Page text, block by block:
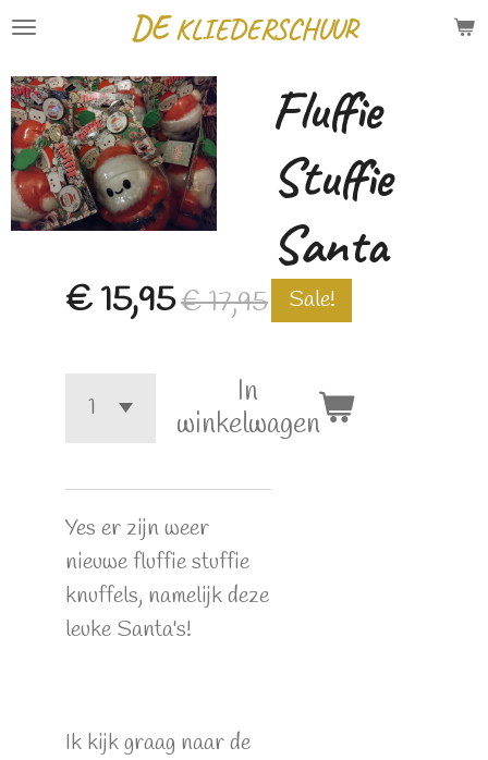
Ga
naar
de
hoofdinhoud
DEKLIEDERSCHUUR
Fluffie
Stuffie
Santa
Sale!
€ 15,95€ 17,95
In
winkelwagen
Yes er zijn weer
nieuwe fluffie stuffie
knuffels, namelijk deze
leuke Santa's!
Ik kijk graag naar de